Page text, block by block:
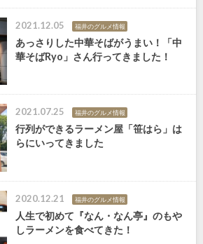
2021.12.05 福井のグルメ情報
あっさりした中華そばがうまい！「中
華そばRyo」さん行ってきました！
2021.07.25 福井のグルメ情報
行列ができるラーメン屋「笹はら」は
らにいってきました
2020.12.21 福井のグルメ情報
人生で初めて『なん・なん亭』のもや
しラーメンを食べてきた！